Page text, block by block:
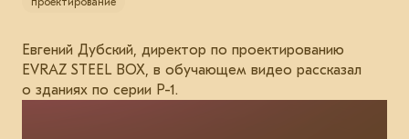
Евгений Дубский, директор по проектированию
EVRAZ STEEL BOX, в обучающем видео рассказал
о зданиях по серии Р-1.